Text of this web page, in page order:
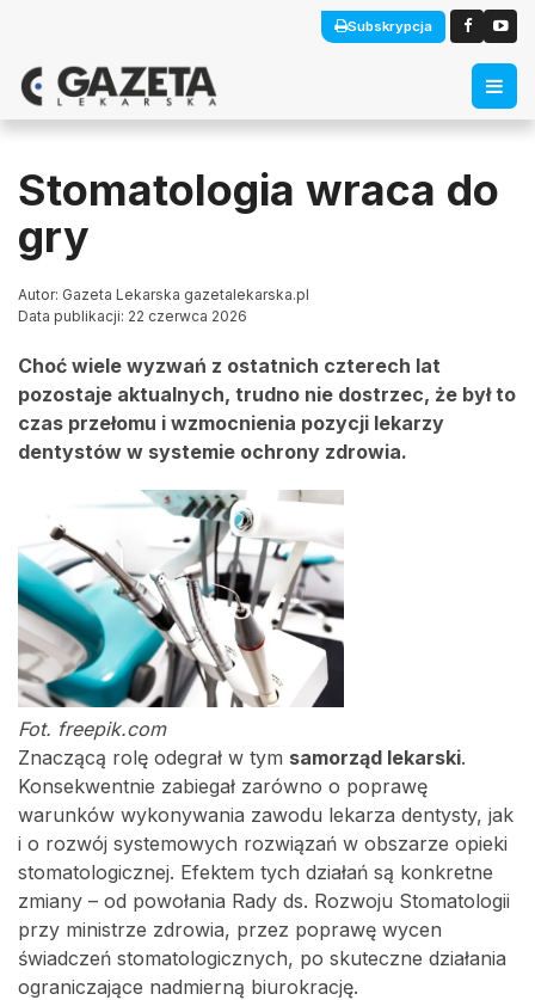
Subskrypcja
Stomatologia wraca do
gry
Autor: Gazeta Lekarska gazetalekarska.pl
Data publikacji: 22 czerwca 2026
Choć wiele wyzwań z ostatnich czterech lat
pozostaje aktualnych, trudno nie dostrzec, że był to
czas przełomu i wzmocnienia pozycji lekarzy
dentystów w systemie ochrony zdrowia.
Fot. freepik.com
Znaczącą rolę odegrał w tym samorząd lekarski.
Konsekwentnie zabiegał zarówno o poprawę
warunków wykonywania zawodu lekarza dentysty, jak
i o rozwój systemowych rozwiązań w obszarze opieki
stomatologicznej. Efektem tych działań są konkretne
zmiany – od powołania Rady ds. Rozwoju Stomatologii
przy ministrze zdrowia, przez poprawę wycen
świadczeń stomatologicznych, po skuteczne działania
ograniczające nadmierną biurokrację.